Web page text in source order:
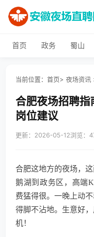
首页 政务 蜀山
当前位置： 首页> 夜场资讯
合肥夜场招聘
岗位建议
更新：2026-05-12浏览：
合肥这地方的夜场，
鹅湖到政务区，高端
费猛得很。一晚上动
得脚不沾地。生意好
机！